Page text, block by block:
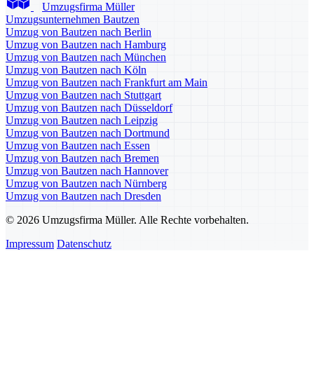
Umzugsfirma Müller
Umzugsunternehmen Bautzen
Umzug von Bautzen nach Berlin
Umzug von Bautzen nach Hamburg
Umzug von Bautzen nach München
Umzug von Bautzen nach Köln
Umzug von Bautzen nach Frankfurt am Main
Umzug von Bautzen nach Stuttgart
Umzug von Bautzen nach Düsseldorf
Umzug von Bautzen nach Leipzig
Umzug von Bautzen nach Dortmund
Umzug von Bautzen nach Essen
Umzug von Bautzen nach Bremen
Umzug von Bautzen nach Hannover
Umzug von Bautzen nach Nürnberg
Umzug von Bautzen nach Dresden
© 2026 Umzugsfirma Müller. Alle Rechte vorbehalten.
Impressum Datenschutz